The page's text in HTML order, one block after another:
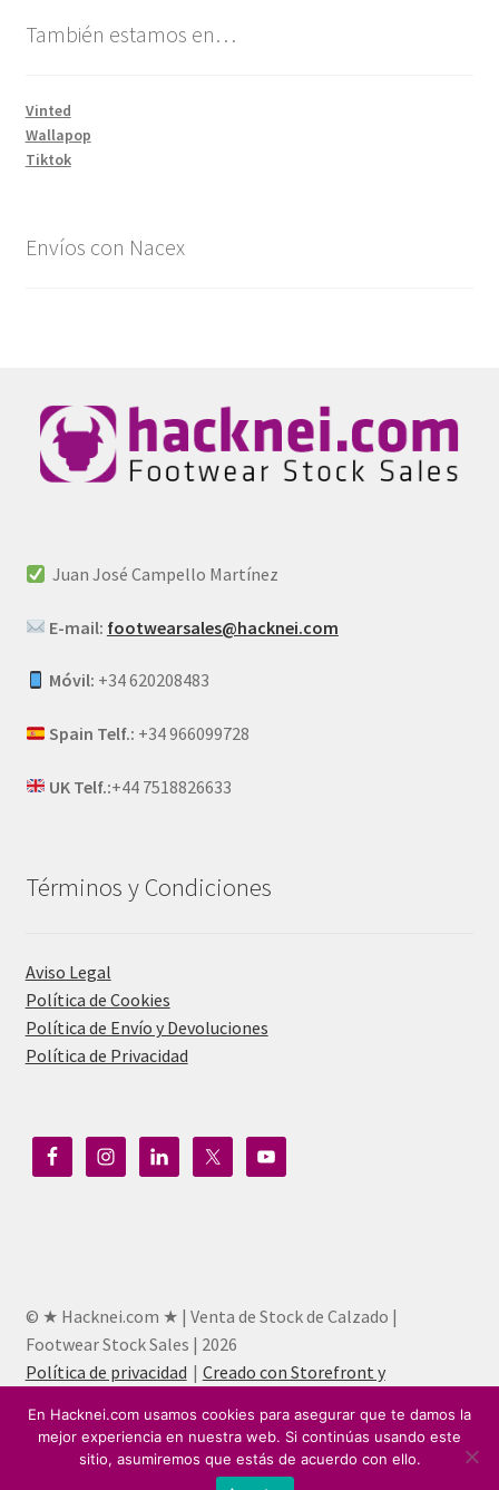
También estamos en…
Vinted
Wallapop
Tiktok
Envíos con Nacex
Juan José Campello Martínez
E-mail: footwearsales@hacknei.com
Móvil: +34 620208483
Spain Telf.: +34 966099728
UK Telf.:+44 7518826633
Términos y Condiciones
Aviso Legal
Política de Cookies
Política de Envío y Devoluciones
Política de Privacidad
© ★ Hacknei.com ★ | Venta de Stock de Calzado |
Footwear Stock Sales | 2026
Política de privacidad
Creado con Storefront y
En Hacknei.com usamos cookies para asegurar que te damos la
mejor experiencia en nuestra web. Si continúas usando este
sitio, asumiremos que estás de acuerdo con ello.